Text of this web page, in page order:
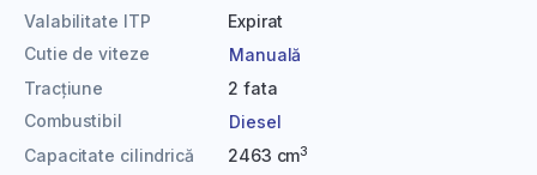
Valabilitate ITP
Expirat
Cutie de viteze
Manuală
Tracțiune
2 fata
Combustibil
Diesel
Capacitate cilindrică
2463 cm3